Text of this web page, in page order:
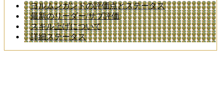
ヨルムンガンドの評価点とステータス
最新のリーダー/サブ評価
スキル上げについて
詳細ステータス